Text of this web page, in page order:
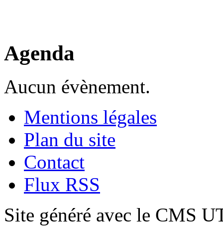
Agenda
Aucun évènement.
Mentions légales
Plan du site
Contact
Flux RSS
Site généré avec le CMS